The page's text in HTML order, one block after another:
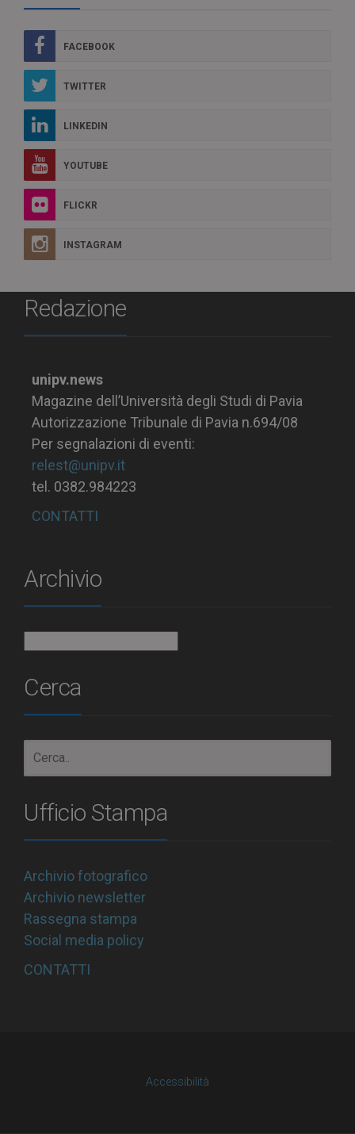
FACEBOOK
TWITTER
LINKEDIN
YOUTUBE
FLICKR
INSTAGRAM
Redazione
unipv.news
Magazine dell’Università degli Studi di Pavia
Autorizzazione Tribunale di Pavia n.694/08
Per segnalazioni di eventi:
relest@unipv.it
tel. 0382.984223
CONTATTI
Archivio
Cerca
Ufficio Stampa
Archivio fotografico
Archivio newsletter
Rassegna stampa
Social media policy
CONTATTI
Accessibilità